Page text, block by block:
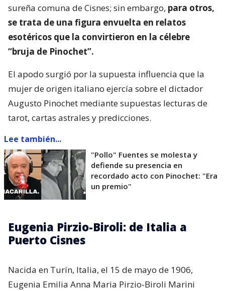
sureña comuna de Cisnes; sin embargo, para otros,
se trata de una figura envuelta en relatos
esotéricos que la convirtieron en la célebre
“bruja de Pinochet”.
El apodo surgió por la supuesta influencia que la
mujer de origen italiano ejercía sobre el dictador
Augusto Pinochet mediante supuestas lecturas de
tarot, cartas astrales y predicciones.
Lee también...
"Pollo" Fuentes se molesta y
defiende su presencia en
recordado acto con Pinochet: "Era
un premio"
Eugenia Pirzio-Biroli: de Italia a
Puerto Cisnes
Nacida en Turín, Italia, el 15 de mayo de 1906,
Eugenia Emilia Anna Maria Pirzio-Biroli Marini